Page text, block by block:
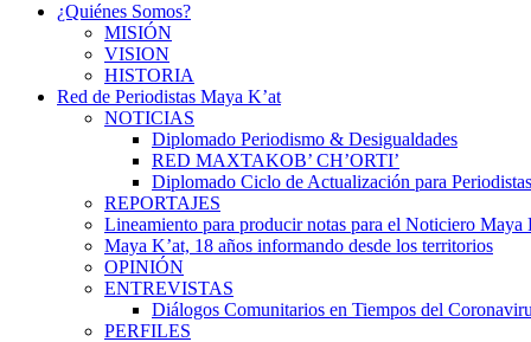
¿Quiénes Somos?
MISIÓN
VISION
HISTORIA
Red de Periodistas Maya K’at
NOTICIAS
Diplomado Periodismo & Desigualdades
RED MAXTAKOB’ CH’ORTI’
Diplomado Ciclo de Actualización para Periodistas
REPORTAJES
Lineamiento para producir notas para el Noticiero Maya
Maya K’at, 18 años informando desde los territorios
OPINIÓN
ENTREVISTAS
Diálogos Comunitarios en Tiempos del
PERFILES